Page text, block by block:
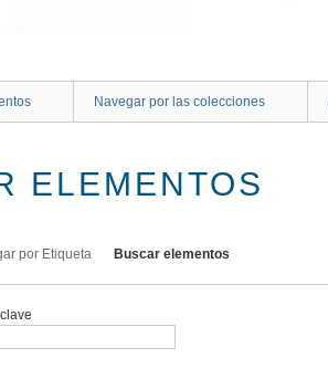
Navegar por las colecciones
ELEMENTOS
por Etiqueta Buscar elementos